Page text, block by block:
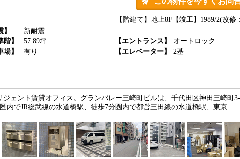
【竣工】1989/2(改修
【階建て】地上8F
】
新耐震
階】
57.89坪 【エントランス】
オートロック
場】
有り 【エレベーター】 2基
ジェント賃貸オフィス。グランバレー三崎町ビルは、千代田区神田三崎町
内でJR総武線の水道橋駅、徒歩7分圏内で都営三田線の水道橋駅、東京…